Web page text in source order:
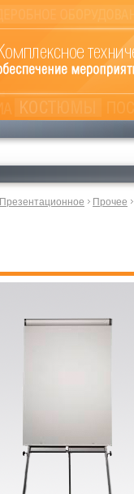
Презентационное Прочее